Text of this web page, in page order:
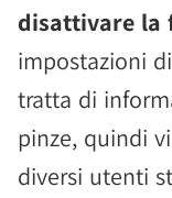
disattivare la
impostazioni
tratta di
pinze, quindi
diversi utenti